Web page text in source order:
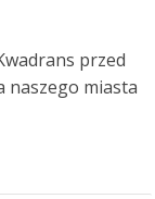
przed
naszego miasta